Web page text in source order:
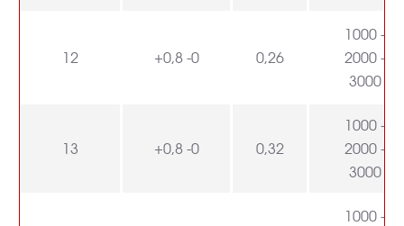
12 +0,8 -0 0,26
1000 -
2000 -
3000
13 +0,8 -0 0,32
1000 -
2000 -
3000
1000 -